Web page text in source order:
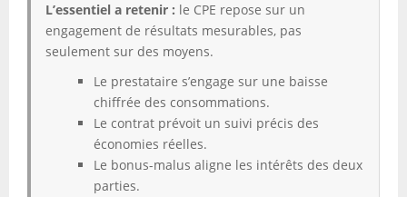
L’essentiel a retenir : le CPE repose sur un
engagement de résultats mesurables, pas
seulement sur des moyens.
Le prestataire s’engage sur une baisse
chiffrée des consommations.
Le contrat prévoit un suivi précis des
économies réelles.
Le bonus-malus aligne les intérêts des deux
parties.